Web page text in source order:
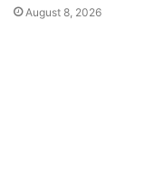
August 8, 2026